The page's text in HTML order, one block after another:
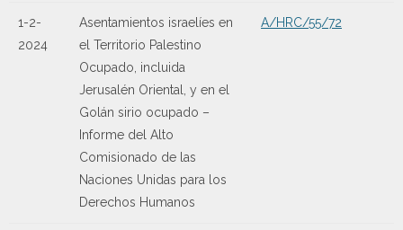
1-2-
2024
Asentamientos israelíes en
el Territorio Palestino
Ocupado, incluida
Jerusalén Oriental, y en el
Golán sirio ocupado –
Informe del Alto
Comisionado de las
Naciones Unidas para los
Derechos Humanos
A/HRC/55/72